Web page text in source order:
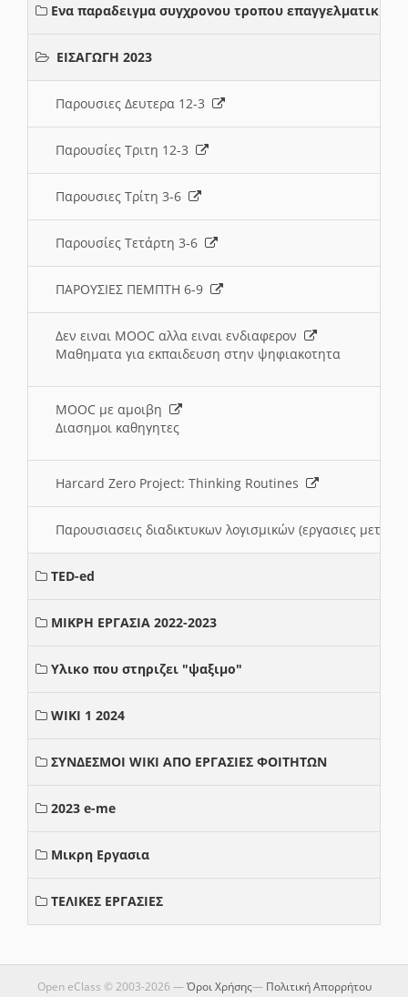
Ενα παραδειγμα συγχρονου τροπου επαγγελματικης
ΕΙΣΑΓΩΓΗ 2023
Παρουσιες Δευτερα 12-3
Παρουσίες Τριτη 12-3
Παρουσιες Τρίτη 3-6
Παρουσίες Τετάρτη 3-6
ΠΑΡΟΥΣΙΕΣ ΠΕΜΠΤΗ 6-9
Δεν ειναι MOOC αλλα ειναι ενδιαφερον
Μαθηματα για εκπαιδευση στην ψηφιακοτητα
MOOC με αμοιβη
Διασημοι καθηγητες
Harcard Zero Project: Thinking Routines
Παρουσιασεις διαδικτυκων λογισμικών (εργασιες
TED-ed
ΜΙΚΡΗ ΕΡΓΑΣΙΑ 2022-2023
Υλικο που στηριζει "ψαξιμο"
WIKI 1 2024
ΣΥΝΔΕΣΜΟΙ WIKI ΑΠΟ ΕΡΓΑΣΙΕΣ ΦΟΙΤΗΤΩΝ
2023 e-me
Μικρη Εργασια
ΤΕΛΙΚΕΣ ΕΡΓΑΣΙΕΣ
Open eClass © 2003-2026 —Όροι Χρήσης— Πολιτική Απορρήτου